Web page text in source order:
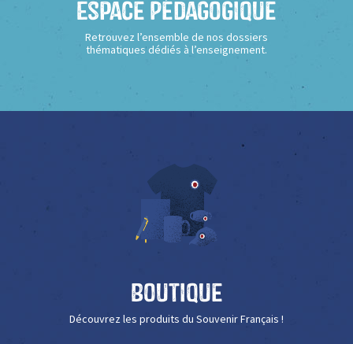
Espace Pédagogique
Retrouvez l’ensemble de nos dossiers
thématiques dédiés à l’enseignement.
Boutique
Découvrez les produits du Souvenir Français !